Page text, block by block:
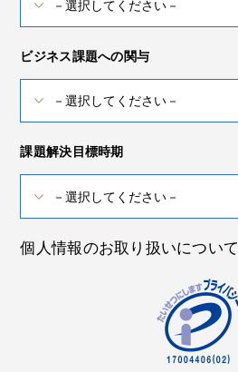
ビジネス課題への関与
課題解決目標時期
個人情報のお取り扱いについて